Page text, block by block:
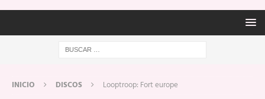
INICIO DISCOS Looptroop: Fort europe